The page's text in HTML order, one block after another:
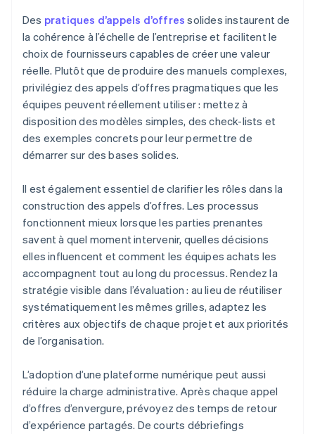
Des pratiques d’appels d’offres solides instaurent de
la cohérence à l’échelle de l’entreprise et facilitent le
choix de fournisseurs capables de créer une valeur
réelle. Plutôt que de produire des manuels complexes,
privilégiez des appels d’offres pragmatiques que les
équipes peuvent réellement utiliser : mettez à
disposition des modèles simples, des check-lists et
des exemples concrets pour leur permettre de
démarrer sur des bases solides.
Il est également essentiel de clarifier les rôles dans la
construction des appels d’offres. Les processus
fonctionnent mieux lorsque les parties prenantes
savent à quel moment intervenir, quelles décisions
elles influencent et comment les équipes achats les
accompagnent tout au long du processus. Rendez la
stratégie visible dans l’évaluation : au lieu de réutiliser
systématiquement les mêmes grilles, adaptez les
critères aux objectifs de chaque projet et aux priorités
de l’organisation.
L’adoption d’une plateforme numérique peut aussi
réduire la charge administrative. Après chaque appel
d’offres d’envergure, prévoyez des temps de retour
d’expérience partagés. De courts débriefings